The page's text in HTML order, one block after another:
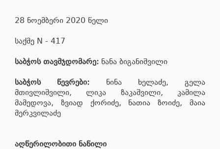
28 ნოემბერი 2020 წელი
საქმე N - 417
საბჭოს თავმჯდომარე: ნანა ბიგანიშვილი
საბჭოს წევრები: ნინა ხელაძე, გელა
მთივლიშვილი, ლიკა ზაკაშვილი, კამილა
მამედოვა, ზვიად ქორიძე, ნათია ზოიძე, მაია
მერკვილაძე
აღწერილობითი ნაწილი